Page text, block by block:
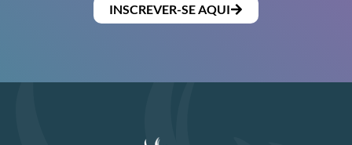
INSCREVER-SE AQUI